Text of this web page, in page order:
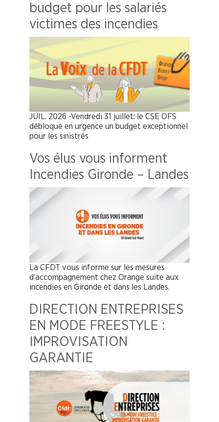
budget pour les salariés
victimes des incendies
JUIL. 2026 -Vendredi 31 juillet: le CSE OFS
débloque en urgence un budget exceptionnel
pour les sinistrés
Vos élus vous informent
Incendies Gironde – Landes
La CFDT vous informe sur les mesures
d’accompagnement chez Orange suite aux
incendies en Gironde et dans les Landes.
DIRECTION ENTREPRISES
EN MODE FREESTYLE :
IMPROVISATION
GARANTIE